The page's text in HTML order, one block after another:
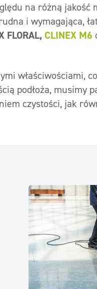
na różną
i wymagająca,
FLORAL, CLINEX M6
właściwościami,
podłoża, musimy
czystości, jak